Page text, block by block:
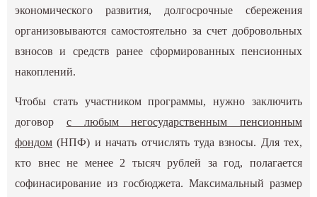
экономического развития, долгосрочные сбережения
организовываются самостоятельно за счет добровольных
взносов и средств ранее сформированных пенсионных
накоплений.
Чтобы стать участником программы, нужно заключить
договор с любым негосударственным пенсионным
фондом (НПФ) и начать отчислять туда взносы. Для тех,
кто внес не менее 2 тысяч рублей за год, полагается
софинасирование из госбюджета. Максимальный размер